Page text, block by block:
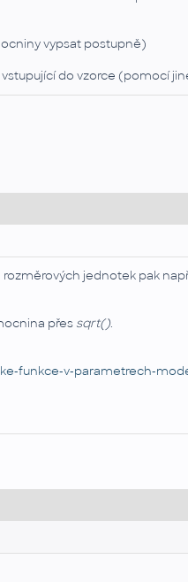
vypsat postupně)
do vzorce (pomocí
jednotek pak
přes sqrt().
funkce-v-parametrech-